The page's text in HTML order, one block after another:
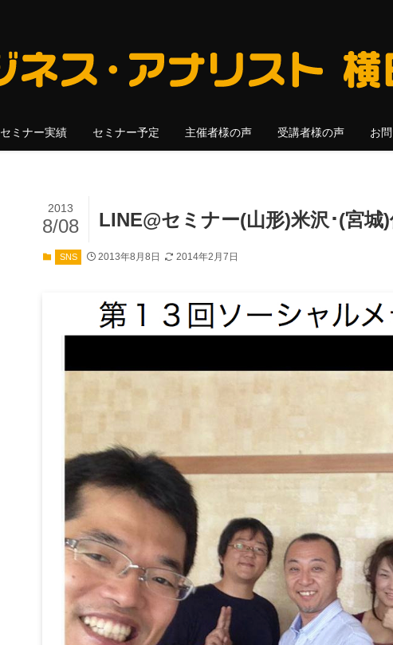
セミナー実績 セミナー予定 主催者様の声 受講者様の声 お
LINE@セミナー(山形)米沢･(宮
2013
8/08
SNS 2013年8月8日 2014年2月7日